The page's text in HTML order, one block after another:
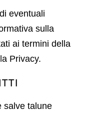
eventuali
sulla
ai termini della
Privacy.
salve talune